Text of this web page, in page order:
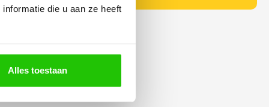
die u aan ze heeft
Alles toestaan